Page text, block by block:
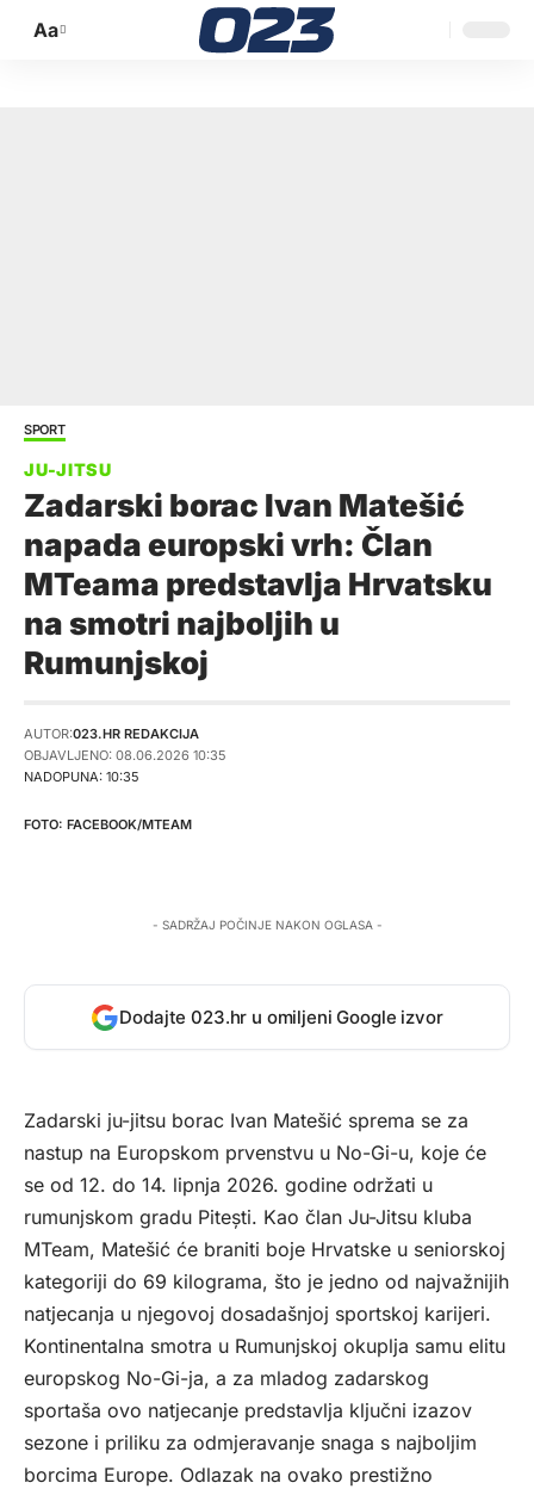
Promijeni
Aa
SPORT
Zadarski borac Ivan Matešić
napada europski vrh: Član
MTeama predstavlja Hrvatsku
na smotri najboljih u
Rumunjskoj
NADOPUNA: 10:35
AUTOR:023.HR REDAKCIJA
OBJAVLJENO: 08.06.2026 10:35
FACEBOOK/MTEAM
- SADRŽAJ POČINJE NAKON OGLASA -
Dodajte 023.hr u omiljeni Google izvor
Zadarski ju-jitsu borac Ivan Matešić sprema se za
nastup na Europskom prvenstvu u No-Gi-u, koje će
se od 12. do 14. lipnja 2026. godine održati u
rumunjskom gradu Pitești. Kao član Ju-Jitsu kluba
MTeam, Matešić će braniti boje Hrvatske u seniorskoj
kategoriji do 69 kilograma, što je jedno od najvažnijih
natjecanja u njegovoj dosadašnjoj sportskoj karijeri.
Kontinentalna smotra u Rumunjskoj okuplja samu elitu
europskog No-Gi-ja, a za mladog zadarskog
sportaša ovo natjecanje predstavlja ključni izazov
sezone i priliku za odmjeravanje snaga s najboljim
borcima Europe. Odlazak na ovako prestižno